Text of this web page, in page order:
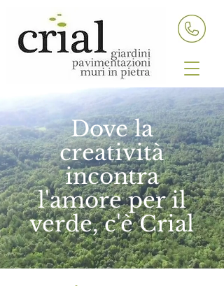
Dove la
creatività
incontra
l'amore per il
verde, c'è Crial